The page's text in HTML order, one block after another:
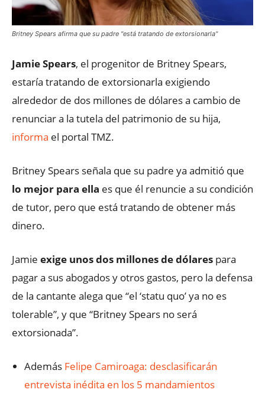
Britney Spears afirma que su padre "está tratando de extorsionarla"
Jamie Spears, el progenitor de Britney Spears,
estaría tratando de extorsionarla exigiendo
alrededor de dos millones de dólares a cambio de
renunciar a la tutela del patrimonio de su hija,
informa el portal TMZ.
Britney Spears señala que su padre ya admitió que
lo mejor para ella es que él renuncie a su condición
de tutor, pero que está tratando de obtener más
dinero.
Jamie exige unos dos millones de dólares para
pagar a sus abogados y otros gastos, pero la defensa
de la cantante alega que “el ‘statu quo’ ya no es
tolerable”, y que “Britney Spears no será
extorsionada”.
Además Felipe Camiroaga: desclasificarán
entrevista inédita en los 5 mandamientos